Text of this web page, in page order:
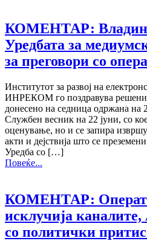
КОМЕНТАР:
Уредбата за
за преговори со
Институтот за развој на
ИНРЕКОМ го поздравува
донесено на седница одржана на
Службен весник на 22 јуни, со
оценување, но и се запира
акти и дејствија што се
Уредба со […]
Повеќе...
КОМЕНТАР:
исклучија
со политички